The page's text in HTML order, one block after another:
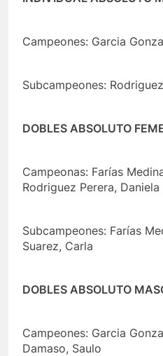
Campeones: Garcia
Subcampeones:
DOBLES ABSOLUTO
Campeonas: Farías
Rodriguez Perera,
Subcampeones: Farías
Suarez, Carla
DOBLES ABSOLUTO
Campeones: Garcia
Damaso, Saulo